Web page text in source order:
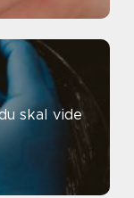
skal vide